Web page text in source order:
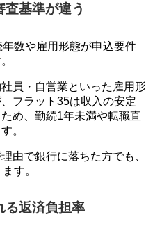
基準が違う
数や雇用形態が申込要件
員・自営業といった雇用形
フラット35は収入の安定
め、勤続1年未満や転職直
。
由で銀行に落ちた方でも、
す。
る返済負担率